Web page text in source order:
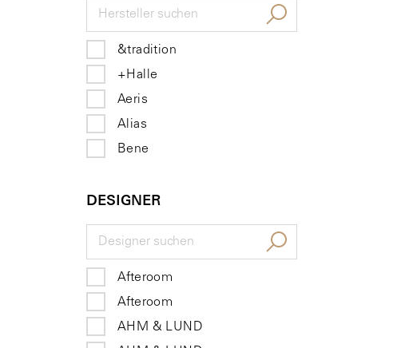
&tradition
+Halle
Aeris
Alias
Bene
Carl Hansen & Søn
Cassina
CHAT BOARD
ClassiCon
edra
Extendo
DESIGNER
Afteroom
Afteroom
AHM & LUND